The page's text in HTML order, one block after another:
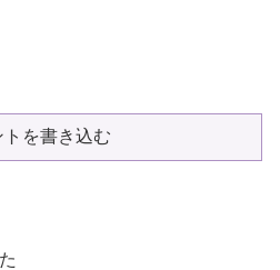
トを書き込む